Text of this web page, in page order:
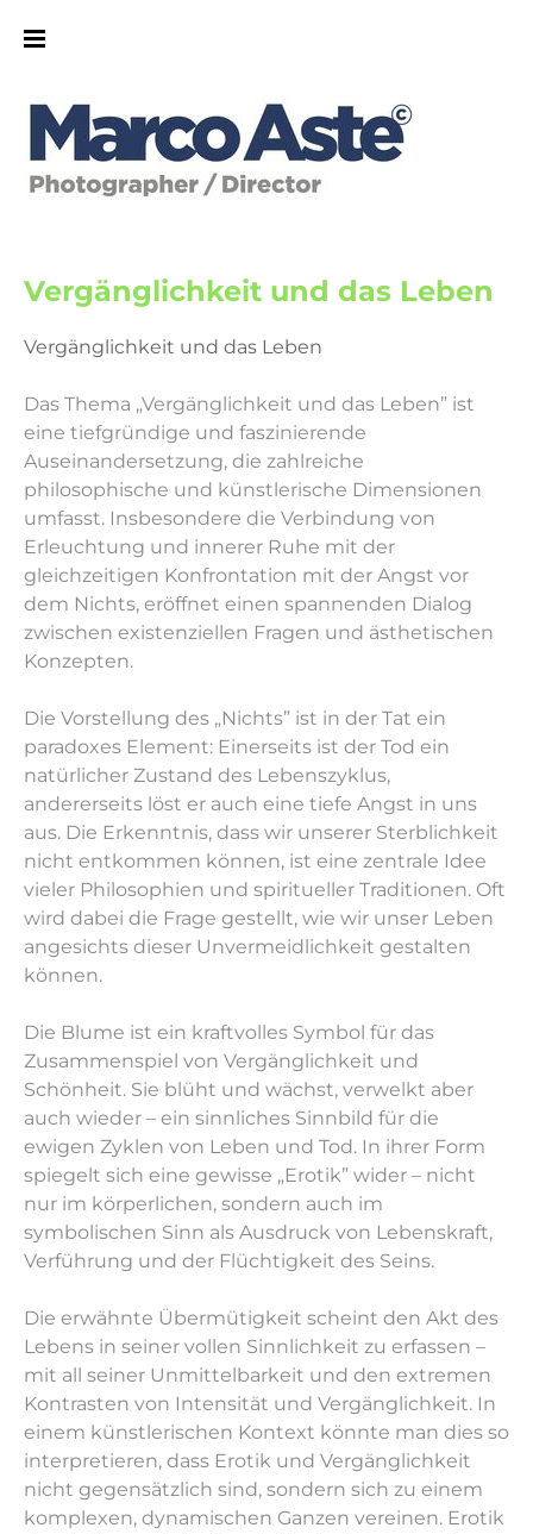
Vergänglichkeit und das Leben
Vergänglichkeit und das Leben
Das Thema „Vergänglichkeit und das Leben” ist
eine tiefgründige und faszinierende
Auseinandersetzung, die zahlreiche
philosophische und künstlerische Dimensionen
umfasst. Insbesondere die Verbindung von
Erleuchtung und innerer Ruhe mit der
gleichzeitigen Konfrontation mit der Angst vor
dem Nichts, eröffnet einen spannenden Dialog
zwischen existenziellen Fragen und ästhetischen
Konzepten.
Die Vorstellung des „Nichts” ist in der Tat ein
paradoxes Element: Einerseits ist der Tod ein
natürlicher Zustand des Lebenszyklus,
andererseits löst er auch eine tiefe Angst in uns
aus. Die Erkenntnis, dass wir unserer Sterblichkeit
nicht entkommen können, ist eine zentrale Idee
vieler Philosophien und spiritueller Traditionen. Oft
wird dabei die Frage gestellt, wie wir unser Leben
angesichts dieser Unvermeidlichkeit gestalten
können.
Die Blume ist ein kraftvolles Symbol für das
Zusammenspiel von Vergänglichkeit und
Schönheit. Sie blüht und wächst, verwelkt aber
auch wieder – ein sinnliches Sinnbild für die
ewigen Zyklen von Leben und Tod. In ihrer Form
spiegelt sich eine gewisse „Erotik” wider – nicht
nur im körperlichen, sondern auch im
symbolischen Sinn als Ausdruck von Lebenskraft,
Verführung und der Flüchtigkeit des Seins.
Die erwähnte Übermütigkeit scheint den Akt des
Lebens in seiner vollen Sinnlichkeit zu erfassen –
mit all seiner Unmittelbarkeit und den extremen
Kontrasten von Intensität und Vergänglichkeit. In
einem künstlerischen Kontext könnte man dies so
interpretieren, dass Erotik und Vergänglichkeit
nicht gegensätzlich sind, sondern sich zu einem
komplexen, dynamischen Ganzen vereinen. Erotik